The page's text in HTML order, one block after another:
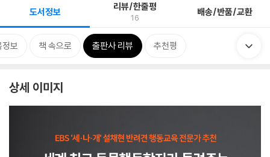
도서정보 리뷰/한줄평
16 배송/반품/교환
정보 책 속으로 출판사 리뷰 추천평
상세 이미지